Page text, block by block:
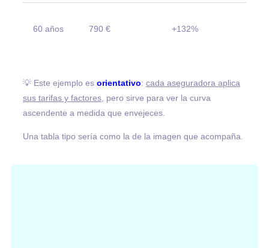
60 años 790 € +132%
💡 Este ejemplo es orientativo: cada aseguradora aplica
sus tarifas y factores, pero sirve para ver la curva
ascendente a medida que envejeces.
Una tabla tipo sería como la de la imagen que acompaña.